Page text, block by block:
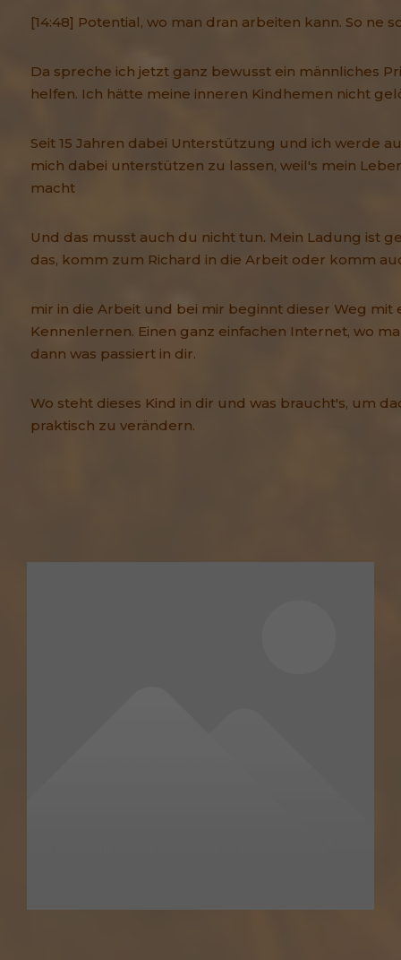
[14:48] Potential, wo man dran arbeiten kann. So ne
Da spreche ich jetzt ganz bewusst ein männliches
helfen. Ich hätte meine inneren Kindhemen nicht
Seit 15 Jahren dabei Unterstützung und ich werde
mich dabei unterstützen zu lassen, weil's mein
macht
Und das musst auch du nicht tun. Mein Ladung ist
das, komm zum Richard in die Arbeit oder komm
mir in die Arbeit und bei mir beginnt dieser Weg mit
Kennenlernen. Einen ganz einfachen Internet, wo
dann was passiert in dir.
Wo steht dieses Kind in dir und was braucht's, um
praktisch zu verändern.